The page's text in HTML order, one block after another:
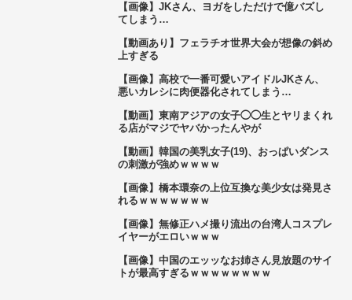
【画像】JKさん、ヨガをしただけで億バズし
てしまう…
【動画あり】フェラチオ世界大会が想像の斜め
上すぎる
【画像】高校で一番可愛いアイドルJKさん、
悪いカレシに肉便器化されてしまう…
【動画】東南アジアの女子◯◯生とヤリまくれ
る店がマジでヤバかったんやが
【動画】韓国の美乳女子(19)、おっぱいダンス
の刺激が強めｗｗｗｗ
【画像】橋本環奈の上位互換な美少女は発見さ
れるｗｗｗｗｗｗｗ
【画像】無修正ハメ撮り流出の台湾人コスプレ
イヤーがエロいｗｗｗ
【画像】中国のエッッなお姉さん見放題のサイ
トが最高すぎるｗｗｗｗｗｗｗｗ